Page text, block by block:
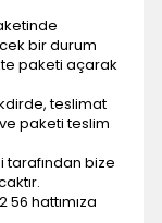
bir durum
paketi açarak
teslimat
paketi teslim
tarafından bize
hattımıza